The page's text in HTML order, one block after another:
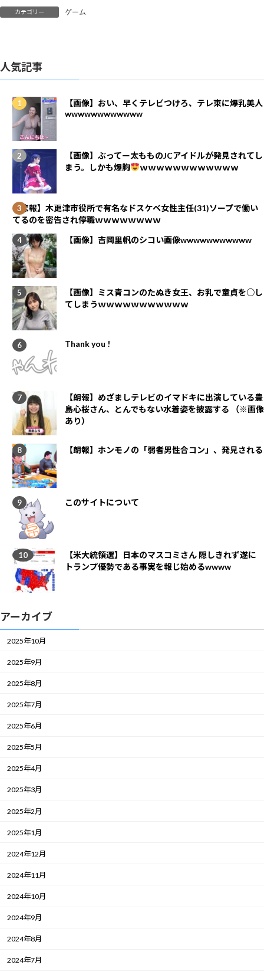
カテゴリー ゲーム
人気記事
【画像】おい、早くテレビつけろ、テレ東に爆乳美人
wwwwwwwwwwww
【画像】ぶってー太もものJCアイドルが発見されてし
まう。しかも爆胸
ｗｗｗｗｗｗｗｗｗｗｗｗ
【悲報】木更津市役所で有名なドスケベ女性主任(31)ソープで働い
てるのを密告され停職ｗｗｗｗｗｗｗｗ
【画像】吉岡里帆のシコい画像wwwwwwwwwww
【画像】ミス青コンのたぬき女王、お乳で童貞を○し
てしまうｗｗｗｗｗｗｗｗｗｗｗ
Thank you !
【朗報】めざましテレビのイマドキに出演している豊
島心桜さん、とんでもない水着姿を披露する （※画像
あり）
【朗報】ホンモノの「弱者男性合コン」、発見される
このサイトについて
【米大統領選】日本のマスコミさん 隠しきれず遂に
トランプ優勢である事実を報じ始めるwwww
アーカイブ
2025年10月
2025年9月
2025年8月
2025年7月
2025年6月
2025年5月
2025年4月
2025年3月
2025年2月
2025年1月
2024年12月
2024年11月
2024年10月
2024年9月
2024年8月
2024年7月